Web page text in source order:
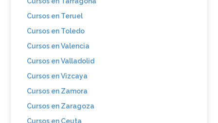
Cursos en Teruel
Cursos en Toledo
Cursos en Valencia
Cursos en Valladolid
Cursos en Vizcaya
Cursos en Zamora
Cursos en Zaragoza
Cursos en Ceuta